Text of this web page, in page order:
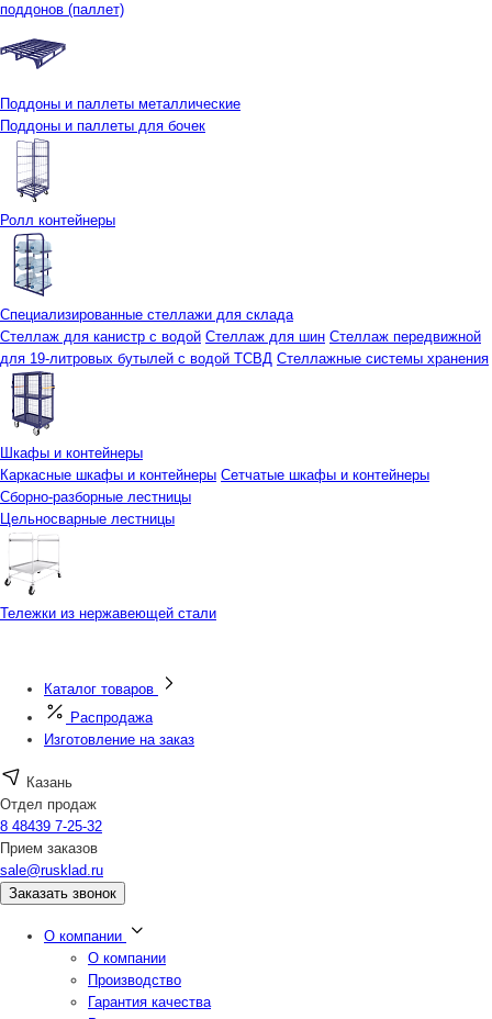
поддонов (паллет)
Поддоны и паллеты металлические
Поддоны и паллеты для бочек
Ролл контейнеры
Специализированные стеллажи для склада
Стеллаж для канистр с водой Стеллаж для шин Стеллаж передвижной
для 19-литровых бутылей с водой ТСВД Стеллажные системы хранения
Шкафы и контейнеры
Каркасные шкафы и контейнеры Сетчатые шкафы и контейнеры
Сборно-разборные лестницы
Цельносварные лестницы
Тележки из нержавеющей стали
Каталог товаров
Распродажа
Изготовление на заказ
Казань
Отдел продаж
8 48439 7-25-32
Прием заказов
sale@rusklad.ru
Заказать звонок
О компании
О компании
Производство
Гарантия качества